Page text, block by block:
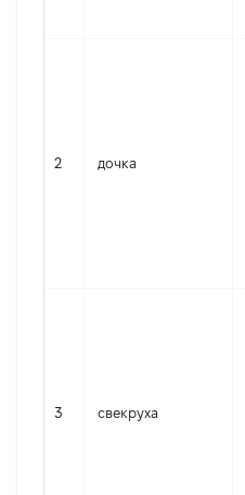
2 дочка
3 свекруха